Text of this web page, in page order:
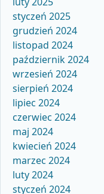
styczeń 2025
grudzień 2024
listopad 2024
październik 2024
wrzesień 2024
sierpień 2024
lipiec 2024
czerwiec 2024
maj 2024
kwiecień 2024
marzec 2024
luty 2024
styczeń 2024